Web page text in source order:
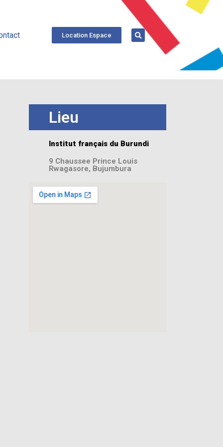
Location Espace
Lieu
Institut français du Burundi
9 Chaussee Prince Louis
Rwagasore, Bujumbura